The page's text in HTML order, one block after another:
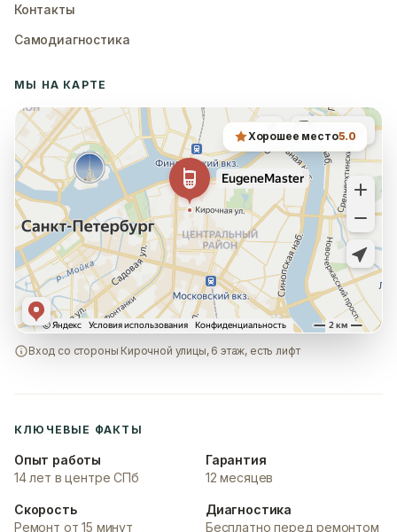
Контакты
Самодиагностика
МЫ НА КАРТЕ
Хорошее место5.0
Вход со стороны Кирочной улицы, 6 этаж, есть лифт
КЛЮЧЕВЫЕ ФАКТЫ
Опыт работы
14 лет в центре СПб
Гарантия
12 месяцев
Скорость
Ремонт от 15 минут
Диагностика
Бесплатно перед ремонтом